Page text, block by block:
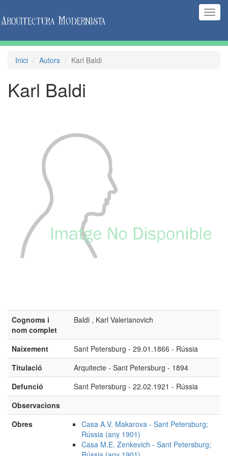
Inici Autors Karl Baldi
Karl Baldi
Cognoms i
nom complet
Baldi , Karl Valerianovich
Naixement
Sant Petersburg - 29.01.1866 - Rússia
Titulació
Arquitecte - Sant Petersburg - 1894
Defunció
Sant Petersburg - 22.02.1921 - Rússia
Observacions
Obres
Casa A.V. Makarova - Sant Petersburg;
Rússia (any 1901)
Casa M.E. Zenkevich - Sant Petersburg;